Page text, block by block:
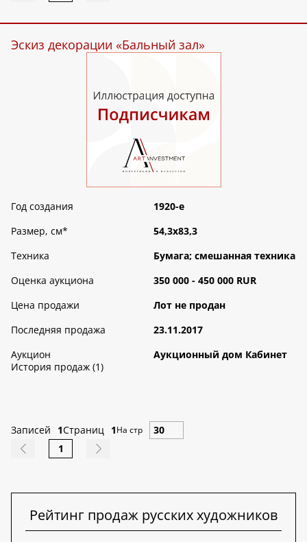
Эскиз декорации «Бальный зал»
Год создания
1920-е
Размер, см*
54,3х83,3
Техника
Бумага; смешанная техника
Оценка аукциона
350 000 - 450 000 RUR
Цена продажи
Лот не продан
Последняя продажа
23.11.2017
Аукцион
Аукционный дом Кабинет
История продаж (1)
Записей 1Страниц 1На стр
1
Рейтинг продаж русских художников